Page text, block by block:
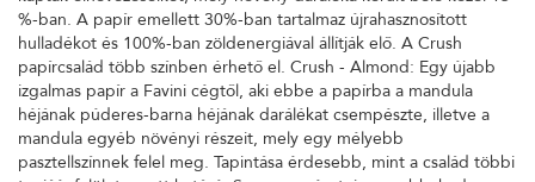
%-ban. A papír emellett 30%-ban tartalmaz újrahasznosított
hulladékot és 100%-ban zöldenergiával állítják elő. A Crush
papírcsalád több színben érhető el. Crush - Almond: Egy újabb
izgalmas papír a Favini cégtől, aki ebbe a papírba a mandula
héjának púderes-barna héjának darálékat csempészte, illetve a
mandula egyéb növényi részeit, mely egy mélyebb
pasztellszínnek felel meg. Tapintása érdesebb, mint a család többi